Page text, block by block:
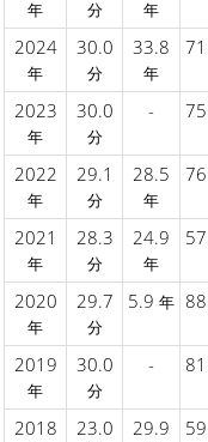
年 分 年
2024
年
30.0
分
33.8
年
2023
年
30.0
分
-
2022
年
29.1
分
28.5
年
2021
年
28.3
分
24.9
年
2020
年
29.7
分
5.9 年
2019
年
30.0
分
-
2018 23.0 29.9